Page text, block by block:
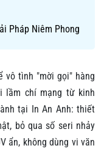
Pháp Niêm Phong
vô tình "mời gọi" hàng
lầm chí mạng từ kinh
tại In An Anh: thiết
bỏ qua số seri nhảy
ẩn, không dùng vi văn